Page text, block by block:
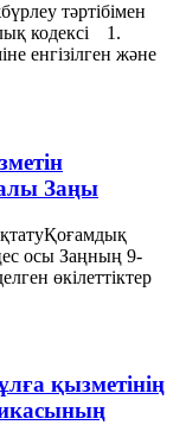
тәртібімен
кодексі 1.
енгізілген және
Заңы
осы Заңның 9-
өкілеттіктер
қызметiнiң